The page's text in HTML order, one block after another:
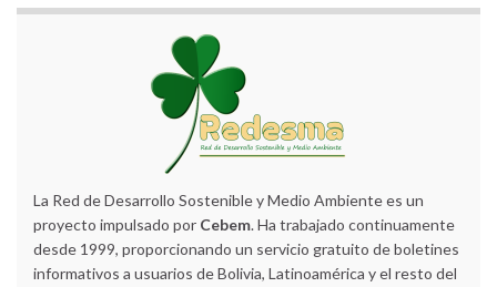
La Red de Desarrollo Sostenible y Medio Ambiente es un
proyecto impulsado por Cebem. Ha trabajado continuamente
desde 1999, proporcionando un servicio gratuito de boletines
informativos a usuarios de Bolivia, Latinoamérica y el resto del